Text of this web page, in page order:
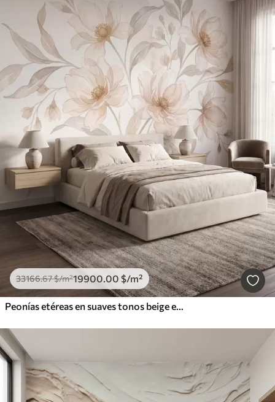
33166.67$/m²19900.00 $/m²
Peonías etéreas en suaves tonos beige empolvado